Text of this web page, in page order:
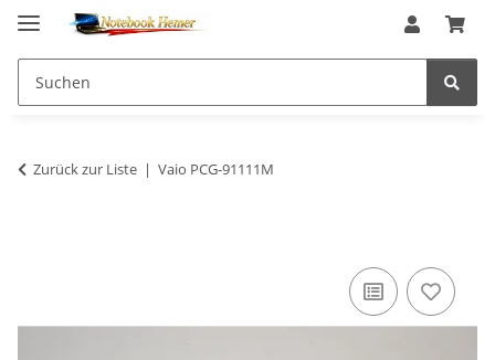
Zurück zur Liste Vaio PCG-91111M